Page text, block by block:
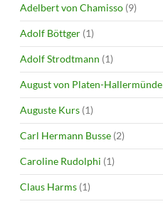
Adelbert von Chamisso (9)
Adolf Böttger (1)
Adolf Strodtmann (1)
August von Platen-Hallermünde
Auguste Kurs (1)
Carl Hermann Busse (2)
Caroline Rudolphi (1)
Claus Harms (1)